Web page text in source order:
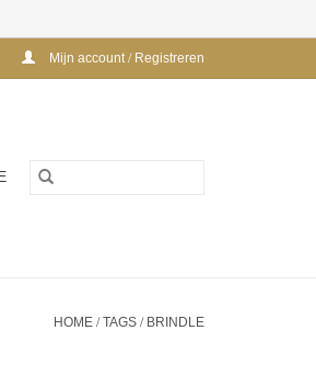
Mijn account / Registreren
HOME/TAGS/BRINDLE